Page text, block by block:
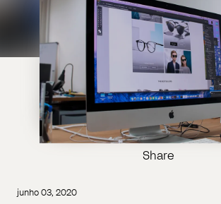
Share
junho 03, 2020